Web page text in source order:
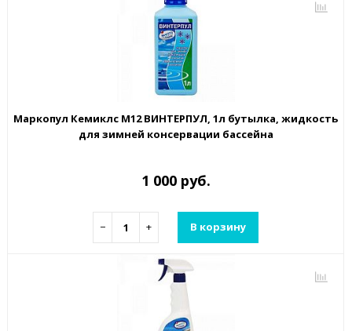
Маркопул Кемиклс М12 ВИНТЕРПУЛ, 1л бутылка, жидкость
для зимней консервации бассейна
1 000 руб.
− + В корзину